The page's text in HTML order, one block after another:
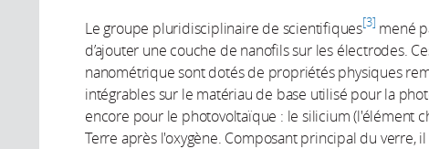
Le groupe pluridisciplinaire de scientifiques 3 mené
d’ajouter une couche de nanofils sur les électrodes.
nanométrique sont dotés de propriétés physiques
intégrables sur le matériau de base utilisé pour la
encore pour le photovoltaïque : le silicium (l'élément
Terre après l'oxygène. Composant principal du verre,